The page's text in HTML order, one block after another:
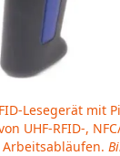
Lesegerät mit
UHF-RFID-,